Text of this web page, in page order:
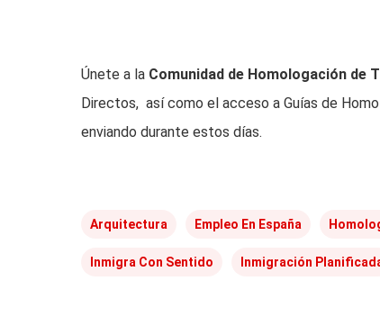
Únete a la Comunidad de Homologación de
Directos, así como el acceso a Guías de
enviando durante estos días.
Arquitectura Empleo En España
Inmigra Con Sentido Inmigración